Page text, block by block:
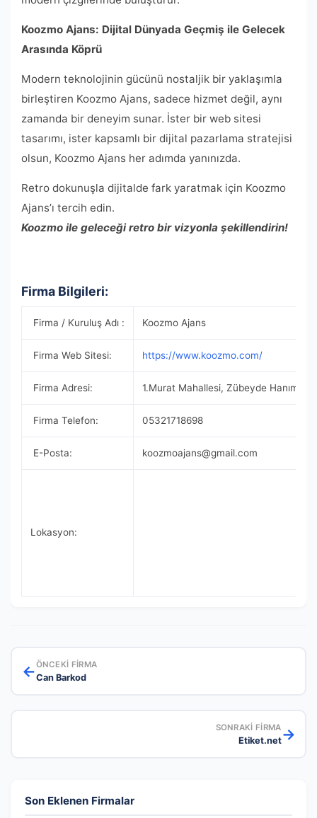
Koozmo Ajans: Dijital Dünyada Geçmiş ile Gelecek
Arasında Köprü
Modern teknolojinin gücünü nostaljik bir yaklaşımla
birleştiren Koozmo Ajans, sadece hizmet değil, aynı
zamanda bir deneyim sunar. İster bir web sitesi
tasarımı, ister kapsamlı bir dijital pazarlama stratejisi
olsun, Koozmo Ajans her adımda yanınızda.
Retro dokunuşla dijitalde fark yaratmak için Koozmo
Ajans’ı tercih edin.
Koozmo ile geleceği retro bir vizyonla şekillendirin!
Firma Bilgileri:
Firma / Kuruluş Adı : Koozmo Ajans
Firma Web Sitesi: https://www.koozmo.com/
Firma Adresi: 1.Murat Mahallesi, Zübeyde Hanım
Firma Telefon: 05321718698
E-Posta: koozmoajans@gmail.com
Lokasyon:
←ÖNCEKI FIRMA
Can Barkod
SONRAKI FIRMA
Etiket.net→
Son Eklenen Firmalar